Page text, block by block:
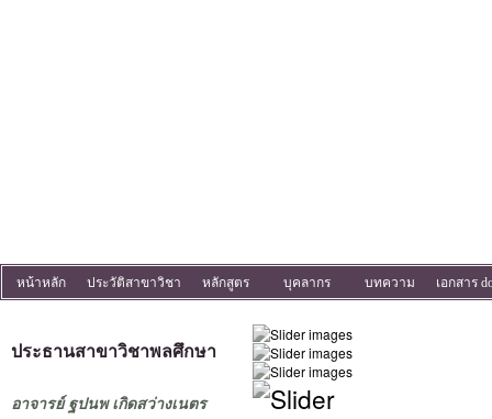
หน้าหลัก ประวัติสาขาวิชา หลักสูตร บุคลากร บทความ เอกสาร
ประธานสาขาวิชาพลศึกษา
อาจารย์ ฐปนพ เกิดสว่างเนตร